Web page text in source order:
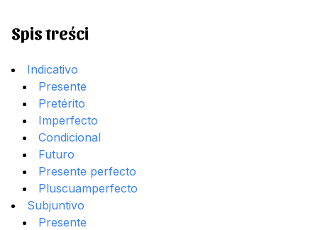
Spis treści
Indicativo
Presente
Pretérito
Imperfecto
Condicional
Futuro
Presente perfecto
Pluscuamperfecto
Subjuntivo
Presente